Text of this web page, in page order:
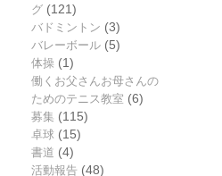
グ(121)
バドミントン (3)
バレーボール(5)
体操(1)
働くお父さんお母さんの
ためのテニス教室 (6)
募集 (115)
卓球 (15)
書道 (4)
活動報告(48)